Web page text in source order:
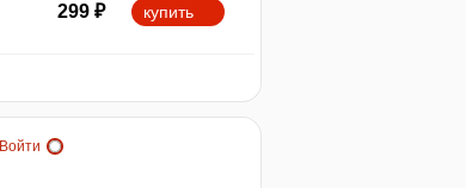
299 ₽ купить
Войти